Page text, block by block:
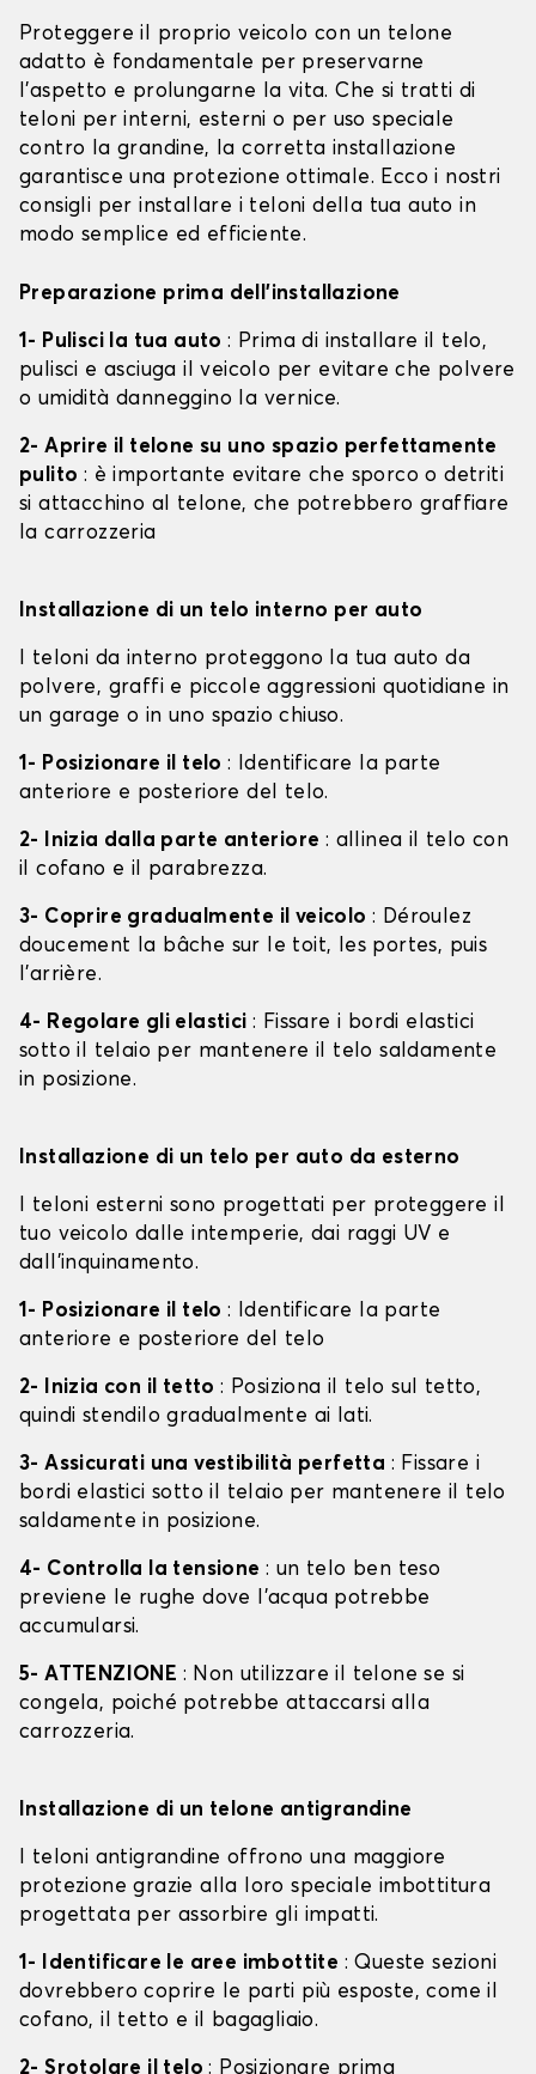
Proteggere il proprio veicolo con un telone
adatto è fondamentale per preservarne
l'aspetto e prolungarne la vita. Che si tratti di
teloni per interni, esterni o per uso speciale
contro la grandine, la corretta installazione
garantisce una protezione ottimale. Ecco i nostri
consigli per installare i teloni della tua auto in
modo semplice ed efficiente.
Preparazione prima dell'installazione
1- Pulisci la tua auto: Prima di installare il telo,
pulisci e asciuga il veicolo per evitare che polvere
o umidità danneggino la vernice.
2- Aprire il telone su uno spazio perfettamente
pulito : è importante evitare che sporco o detriti
si attacchino al telone, che potrebbero graffiare
la carrozzeria
Installazione di un telo interno per auto
I teloni da interno proteggono la tua auto da
polvere, graffi e piccole aggressioni quotidiane in
un garage o in uno spazio chiuso.
1- Posizionare il telo: Identificare la parte
anteriore e posteriore del telo.
2- Inizia dalla parte anteriore : allinea il telo con
il cofano e il parabrezza.
3- Coprire gradualmente il veicolo : Déroulez
doucement la bâche sur le toit, les portes, puis
l'arrière.
4- Regolare gli elastici : Fissare i bordi elastici
sotto il telaio per mantenere il telo saldamente
in posizione.
Installazione di un telo per auto da esterno
I teloni esterni sono progettati per proteggere il
tuo veicolo dalle intemperie, dai raggi UV e
dall'inquinamento.
1- Posizionare il telo: Identificare la parte
anteriore e posteriore del telo
2- Inizia con il tetto: Posiziona il telo sul tetto,
quindi stendilo gradualmente ai lati.
3- Assicurati una vestibilità perfetta : Fissare i
bordi elastici sotto il telaio per mantenere il telo
saldamente in posizione.
4- Controlla la tensione : un telo ben teso
previene le rughe dove l'acqua potrebbe
accumularsi.
5- ATTENZIONE : Non utilizzare il telone se si
congela, poiché potrebbe attaccarsi alla
carrozzeria.
Installazione di un telone antigrandine
I teloni antigrandine offrono una maggiore
protezione grazie alla loro speciale imbottitura
progettata per assorbire gli impatti.
1- Identificare le aree imbottite : Queste sezioni
dovrebbero coprire le parti più esposte, come il
cofano, il tetto e il bagagliaio.
2- Srotolare il telo: Posizionare prima